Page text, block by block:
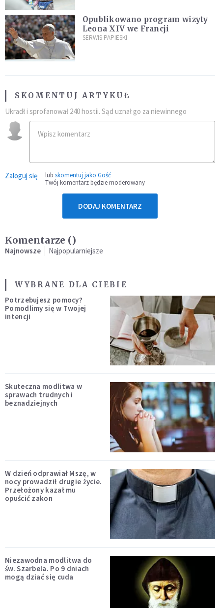
Opublikowano program wizyty
Leona XIV we Francji
SERWIS PAPIESKI
SKOMENTUJ ARTYKUŁ
Ukradł i sprofanował 240 hostii. Sąd uznał go za niewinnego
Zaloguj się lub skomentuj jako Gość
Twój komentarz będzie moderowany
DODAJ KOMENTARZ
Komentarze ()
Najnowsze Najpopularniejsze
WYBRANE DLA CIEBIE
Potrzebujesz pomocy?
Pomodlimy się w Twojej
intencji
Skuteczna modlitwa w
sprawach trudnych i
beznadziejnych
W dzień odprawiał Mszę, w
nocy prowadził drugie życie.
Przełożony kazał mu
opuścić zakon
Niezawodna modlitwa do
św. Szarbela. Po 9 dniach
mogą dziać się cuda